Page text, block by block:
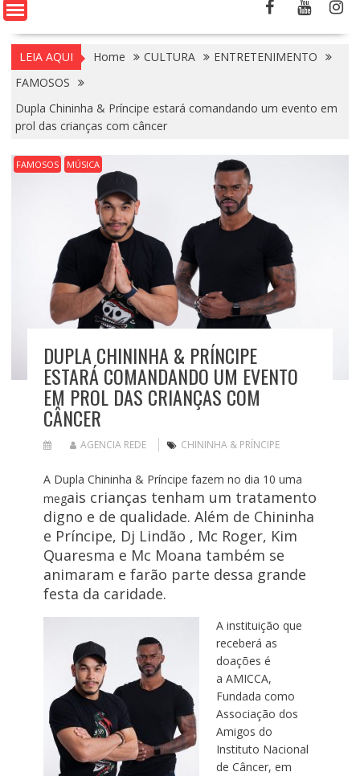
LEIA AQUI Home CULTURA
ENTRETENIMENTO
FAMOSOS
Dupla Chininha & Príncipe estará comandando um evento em
prol das crianças com câncer
FAMOSOS MÚSICA
DUPLA CHININHA & PRÍNCIPE
ESTARÁ COMANDANDO UM EVENTO
EM PROL DAS CRIANÇAS COM
CÂNCER
AGENCIA REDE CHININHA & PRÍNCIPE
A Dupla Chininha & Príncipe fazem no dia 10 uma
megais crianças tenham um tratamento
digno e de qualidade. Além de Chininha
e Príncipe, Dj Lindão , Mc Roger, Kim
Quaresma e Mc Moana também se
animaram e farão parte dessa grande
festa da caridade.
A instituição que
receberá as
doações é
a AMICCA,
Fundada como
Associação dos
Amigos do
Instituto Nacional
de Câncer, em